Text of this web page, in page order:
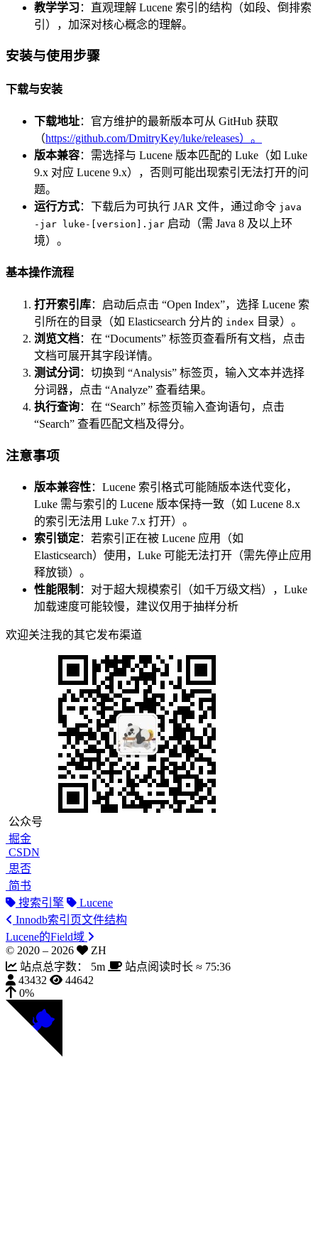
教学学习 ：直观理解 Lucene 索引的结构（如段、倒排索
引），加深对核心概念的理解。
安装与使用步骤
下载与安装
下载地址：官方维护的最新版本可从 GitHub 获取
（https://github.com/DmitryKey/luke/releases）。
版本兼容：需选择与 Lucene 版本匹配的 Luke（如 Luke
9.x 对应 Lucene 9.x），否则可能出现索引无法打开的问
题。
运行方式：下载后为可执行 JAR 文件，通过命令 java
-jar luke-[version].jar 启动（需 Java 8 及以上环
境）。
基本操作流程
打开索引库：启动后点击 “Open Index”，选择 Lucene 索
引所在的目录（如 Elasticsearch 分片的 index 目录）。
浏览文档：在 “Documents” 标签页查看所有文档，点击
文档可展开其字段详情。
测试分词 ：切换到 “Analysis” 标签页，输入文本并选择
分词器，点击 “Analyze” 查看结果。
执行查询：在 “Search” 标签页输入查询语句，点击
“Search” 查看匹配文档及得分。
注意事项
版本兼容性：Lucene 索引格式可能随版本迭代变化，
Luke 需与索引的 Lucene 版本保持一致（如 Lucene 8.x
的索引无法用 Luke 7.x 打开）。
索引锁定：若索引正在被 Lucene 应用（如
Elasticsearch）使用，Luke 可能无法打开（需先停止应用
释放锁）。
性能限制 ：对于超大规模索引（如千万级文档），Luke
加载速度可能较慢，建议仅用于抽样分析
欢迎关注我的其它发布渠道
公众号
掘金
CSDN
思否
简书
搜索引擎
Lucene
Innodb索引页文件结构
Lucene的Field域
© 2020 – 2026
ZH
站点总字数：
5m 站点阅读时长 ≈ 75:36
43432
44642
0%